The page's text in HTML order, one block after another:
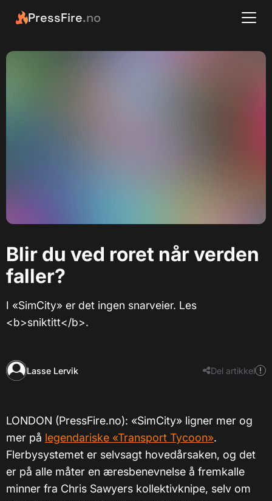
PressFire.no
Blir du ved roret når verden
faller?
I «SimCity» er det ingen snarveier. Les
<b>sniktitt</b>.
Lasse Lervik Del artikkel
LONDON (PressFire.no): «SimCity» ligner mer og
mer på legendariske «Transport Tycoon».
Flerbysystemet er selvsagt hovedårsaken, og det
er på alle måter en æresbenevnelse å fremkalle
minner fra Chris Sawyers kollektivknipe, selv om